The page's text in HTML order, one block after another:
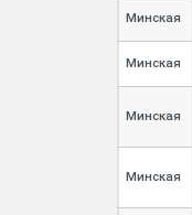
Минская
Минская
Минская
Минская